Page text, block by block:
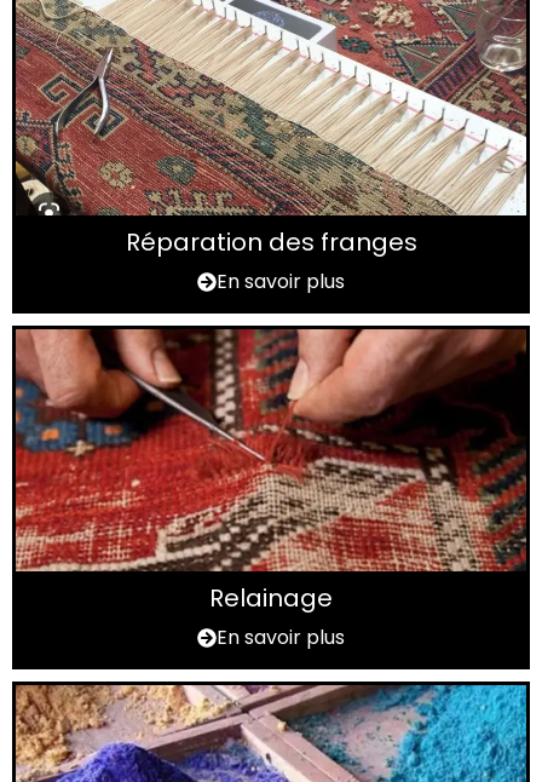
Réparation des franges
En savoir plus
Relainage
En savoir plus